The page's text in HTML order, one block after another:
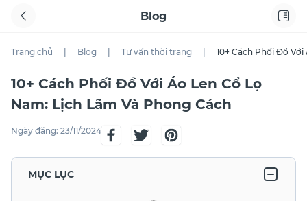
Blog
Trang chủ Blog Tư vấn thời trang 10+ Cách Phối Đồ
10+ Cách Phối Đồ Với Áo Len Cổ Lọ
Nam: Lịch Lãm Và Phong Cách
Ngày đăng: 23/11/2024
MỤC LỤC